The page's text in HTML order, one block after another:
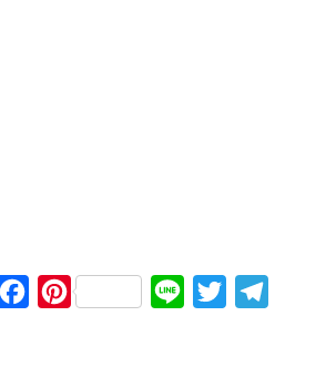
FacebookPinterest Line Twitter